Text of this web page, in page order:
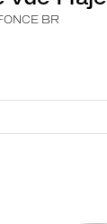
BR